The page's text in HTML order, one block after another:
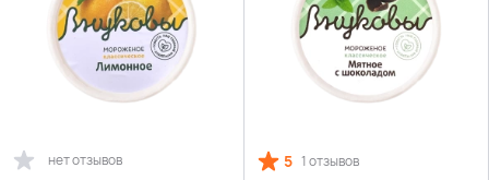
нет отзывов 5 1 отзывов